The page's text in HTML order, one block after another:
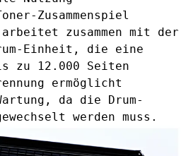
Zusammenspiel
arbeitet zusammen mit der
Einheit , die eine
zu 12.000 Seiten
ermöglicht
da die Drum-
werden muss.